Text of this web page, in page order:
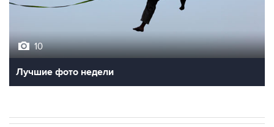
Лучшие фото недели